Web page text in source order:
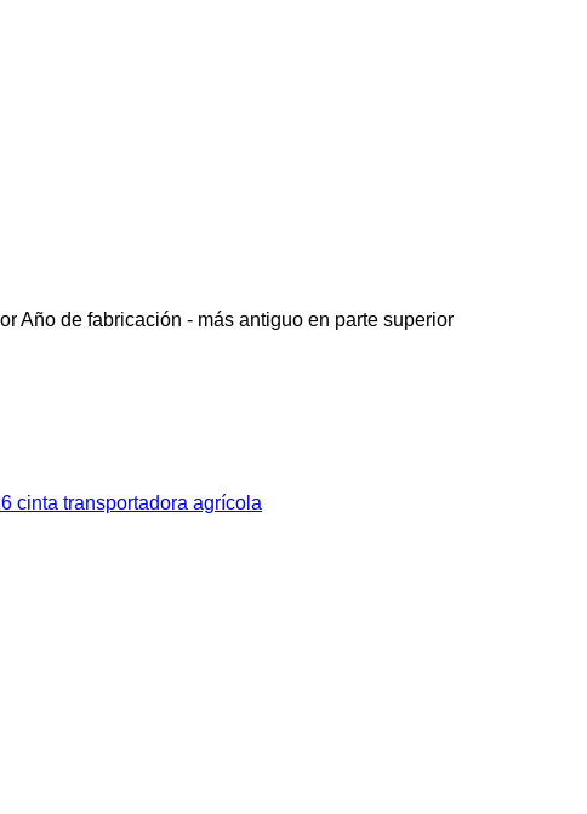
Año de fabricación - más antiguo en parte superior
cinta transportadora agrícola